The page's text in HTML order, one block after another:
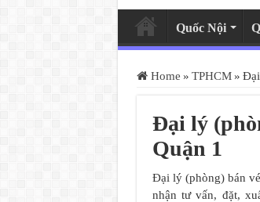
Quốc Nội
Home » TPHCM »
Đại lý
Quận 1
Đại lý (phòng) bán
nhận tư vấn, đặt,